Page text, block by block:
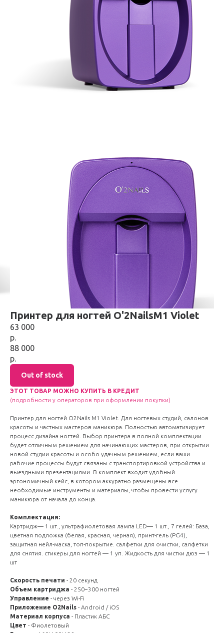
Принтер для ногтей O'2NailsM1 Violet
63 000
р.
88 000
р.
Out of stock
ЭТОТ ТОВАР МОЖНО КУПИТЬ В КРЕДИТ
(подробности у операторов при оформлении покупки)
Принтер для ногтей O2Nails M1 Violet. Для ногтевых студий, салонов
красоты и частных мастеров маникюра. Полностью автоматизирует
процесс дизайна ногтей. Выбор принтера в полной комплектации
будет отличным решением для начинающих мастеров, при открытии
новой студии красоты и особо удачным решением, если ваши
рабочие процессы будут связаны с транспортировкой устройства и
выездными презентациями. В комплект входит удобный
эргономичный кейс, в котором аккуратно размещены все
необходимые инструменты и материалы, чтобы провести услугу
маникюра от начала до конца.
Комплектация:
Картридж— 1 шт., ультрафиолетовая лампа LED— 1 шт., 7 гелей: База,
цветная подложка (белая, красная, черная), принт-гель (PG4),
защитная нейл-маска, топ-покрытие. салфетки для очистки, салфетки
для снятия. стикеры для ногтей — 1 уп. Жидкость для чистки дюз — 1
шт
Скорость печати - 20 секунд
Объем картриджа - 250−300 ногтей
Управление - через Wi-Fi
Приложение O2Nails - Android / iOS
Материал корпуса - Пластик АБС
Цвет - Фиолетовый